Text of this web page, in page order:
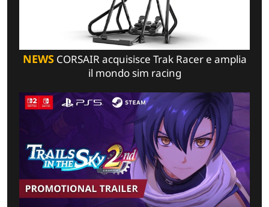
NEWSCORSAIR acquisisce Trak Racer e amplia
il mondo sim racing